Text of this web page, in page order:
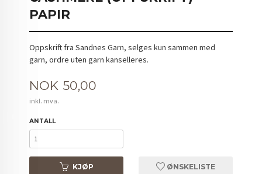
PAPIR
Oppskrift fra Sandnes Garn, selges kun sammen med
garn, ordre uten garn kanselleres.
Pris
NOK 50,00
inkl. mva.
ANTALL
KJØP ØNSKELISTE